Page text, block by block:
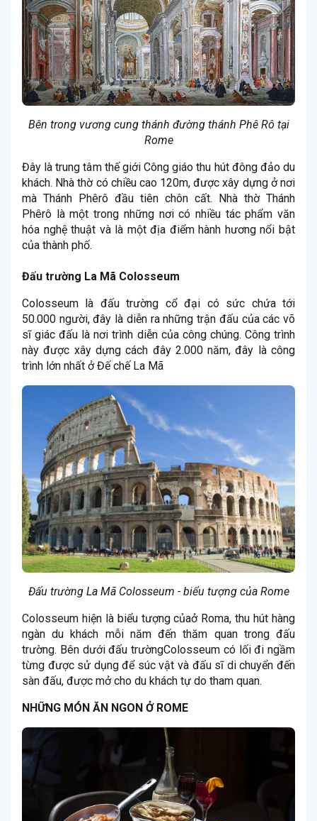
Bên trong vương cung thánh đường thánh Phê Rô tại
Rome
Đây là trung tâm thế giới Công giáo thu hút đông đảo du
khách. Nhà thờ có chiều cao 120m, được xây dựng ở nơi
mà Thánh Phêrô đầu tiên chôn cất. Nhà thờ Thánh
Phêrô là một trong những nơi có nhiều tác phẩm văn
hóa nghệ thuật và là một địa điểm hành hương nổi bật
của thành phố.
Đấu trường La Mã Colosseum
Colosseum là đấu trường cổ đại có sức chứa tới
50.000 người, đây là diễn ra những trận đấu của các võ
sĩ giác đấu là nơi trình diễn của công chúng. Công trình
này được xây dựng cách đây 2.000 năm, đây là công
trình lớn nhất ở Đế chế La Mã
Đấu trường La Mã Colosseum - biểu tượng của Rome
Colosseum hiện là biểu tượng củaở Roma, thu hút hàng
ngàn du khách mỗi năm đến thăm quan trong đấu
trường. Bên dưới đấu trườngColosseum có lối đi ngầm
từng được sử dụng để súc vật và đấu sĩ di chuyển đến
sàn đấu, được mở cho du khách tự do tham quan.
NHỮNG MÓN ĂN NGON Ở ROME